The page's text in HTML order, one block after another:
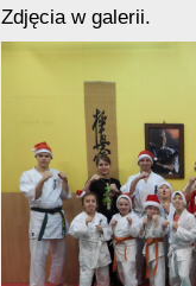
Zdjęcia w galerii.